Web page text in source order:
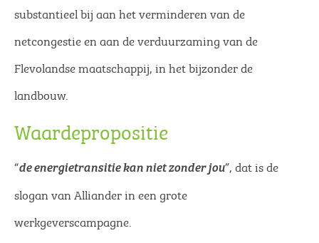
substantieel bij aan het verminderen van de
netcongestie en aan de verduurzaming van de
Flevolandse maatschappij, in het bijzonder de
landbouw.
Waardepropositie
“de energietransitie kan niet zonder jou”, dat is de
slogan van Alliander in een grote
werkgeverscampagne.